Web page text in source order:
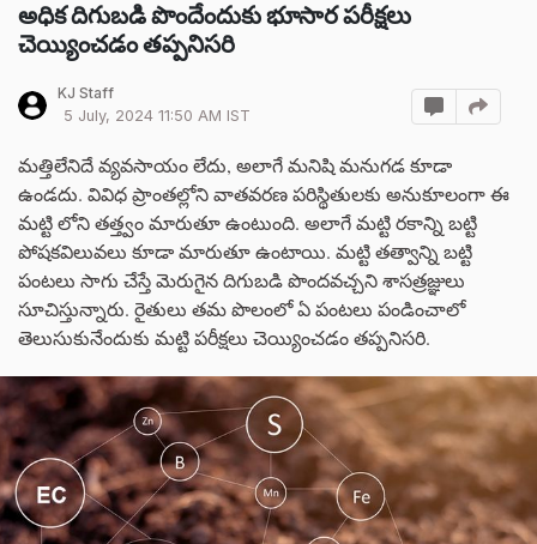
అధిక దిగుబడి పొందేందుకు భూసార పరీక్షలు
చెయ్యించడం తప్పనిసరి
KJ Staff
5 July, 2024 11:50 AM IST
మత్తిలేనిదే వ్యవసాయం లేదు, అలాగే మనిషి మనుగడ కూడా
ఉండదు. వివిధ ప్రాంతల్లోని వాతవరణ పరిస్థితులకు అనుకూలంగా ఈ
మట్టి లోని తత్త్వం మారుతూ ఉంటుంది. అలాగే మట్టి రకాన్ని బట్టి
పోషకవిలువలు కూడా మారుతూ ఉంటాయి. మట్టి తత్వాన్ని బట్టి
పంటలు సాగు చేస్తే మెరుగైన దిగుబడి పొందవచ్చని శాసత్రజ్ఞులు
సూచిస్తున్నారు. రైతులు తమ పొలంలో ఏ పంటలు పండించాలో
తెలుసుకునేందుకు మట్టి పరీక్షలు చెయ్యించడం తప్పనిసరి.